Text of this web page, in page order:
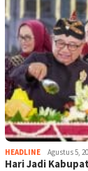
HEADLINE Agustus 5,
Hari Jadi